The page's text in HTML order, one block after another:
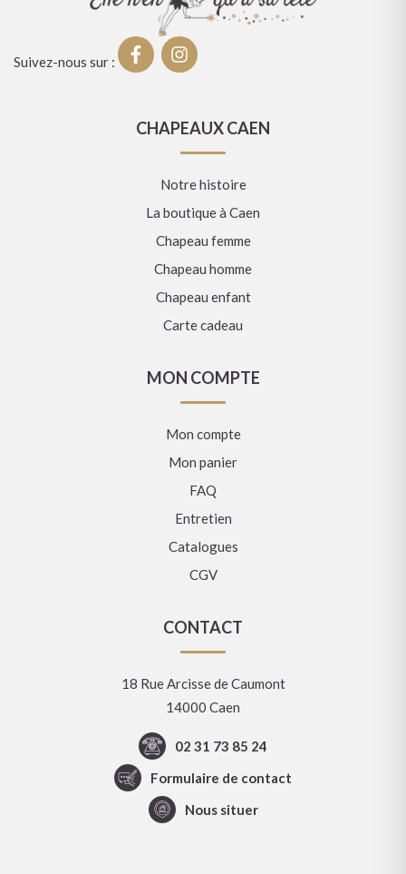
Suivez-nous sur :
CHAPEAUX CAEN
Notre histoire
La boutique à Caen
Chapeau femme
Chapeau homme
Chapeau enfant
Carte cadeau
MON COMPTE
Mon compte
Mon panier
FAQ
Entretien
Catalogues
CGV
CONTACT
18 Rue Arcisse de Caumont
14000 Caen
02 31 73 85 24
Formulaire de contact
Nous situer